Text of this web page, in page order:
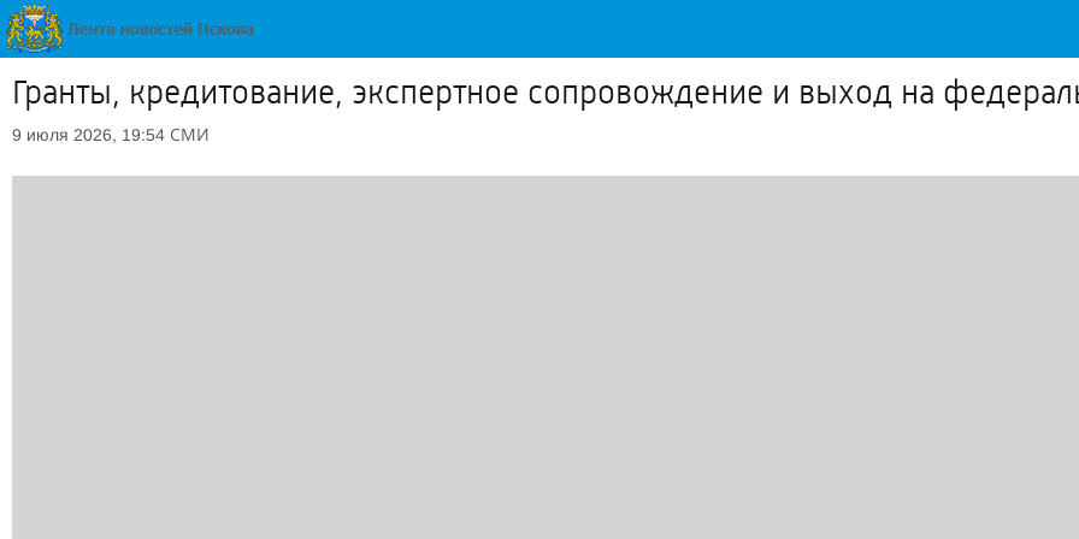
Гранты, кредитование, экспертное сопровождение и выход на
9 июля 2026, 19:54 СМИ